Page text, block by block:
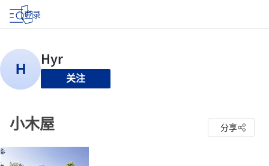
登录
关注
小木屋 分享